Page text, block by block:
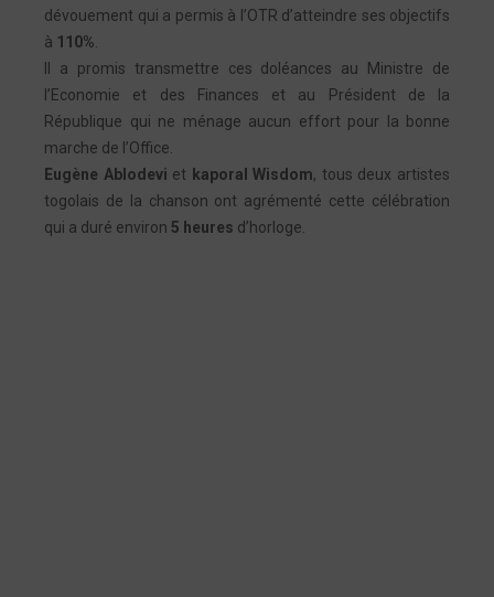
dévouement qui a permis à l’OTR d’atteindre ses objectifs
à 110%.
Il a promis transmettre ces doléances au Ministre de
l’Economie et des Finances et au Président de la
République qui ne ménage aucun effort pour la bonne
marche de l’Office.
Eugène Ablodevi et kaporal Wisdom, tous deux artistes
togolais de la chanson ont agrémenté cette célébration
qui a duré environ 5 heures d’horloge.